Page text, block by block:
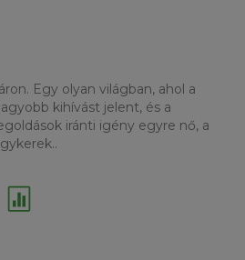
Egy olyan világban, ahol a
kihívást jelent, és a
iránti igény egyre nő, a